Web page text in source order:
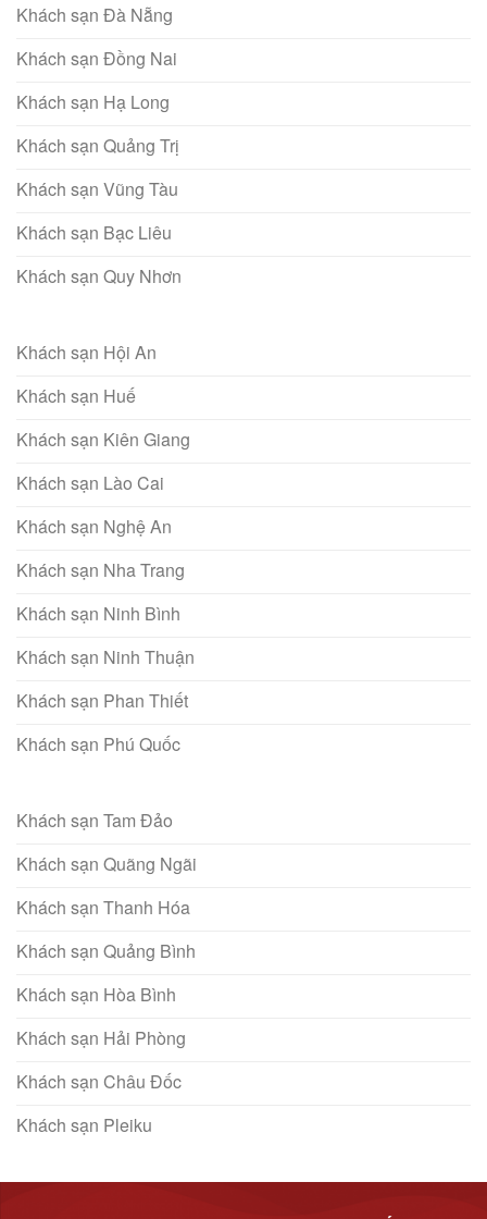
Khách sạn Đà Nẵng
Khách sạn Đồng Nai
Khách sạn Hạ Long
Khách sạn Quảng Trị
Khách sạn Vũng Tàu
Khách sạn Bạc Liêu
Khách sạn Quy Nhơn
Khách sạn Hội An
Khách sạn Huế
Khách sạn Kiên Giang
Khách sạn Lào Cai
Khách sạn Nghệ An
Khách sạn Nha Trang
Khách sạn Ninh Bình
Khách sạn Ninh Thuận
Khách sạn Phan Thiết
Khách sạn Phú Quốc
Khách sạn Tam Đảo
Khách sạn Quãng Ngãi
Khách sạn Thanh Hóa
Khách sạn Quảng Bình
Khách sạn Hòa Bình
Khách sạn Hải Phòng
Khách sạn Châu Đốc
Khách sạn Pleiku